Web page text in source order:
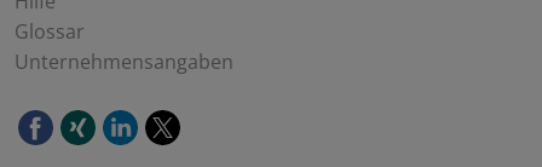
Glossar
Unternehmensangaben